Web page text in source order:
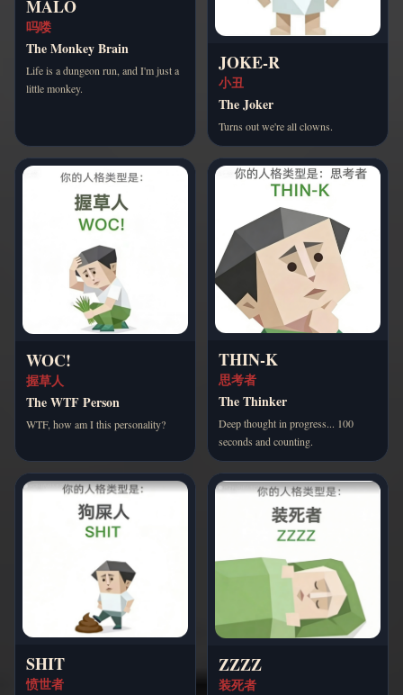
MALO
吗喽
The Monkey Brain
Life is a dungeon run, and I'm just a
little monkey.
JOKE-R
小丑
The Joker
Turns out we're all clowns.
WOC!
握草人
The WTF Person
WTF, how am I this personality?
THIN-K
思考者
The Thinker
Deep thought in progress... 100
seconds and counting.
SHIT
愤世者
ZZZZ
装死者